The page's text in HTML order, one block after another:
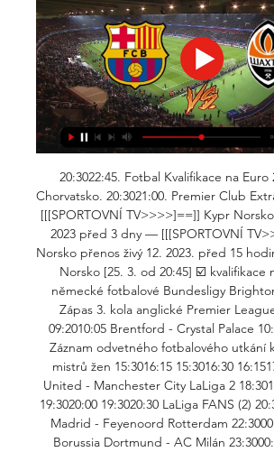
20:3022:45. Fotbal Kvalifikace na Euro
Chorvatsko. 20:3021:00. Premier Club
[[[SPORTOVNÍ TV>>>>]==]] Kypr
2023 před 3 dny — [[[SPORTOVNÍ
Norsko přenos živý 12. 2023. před 15
Norsko [25. 3. od 20:45] ☑️ kvalifikace
německé fotbalové Bundesligy
Zápas 3. kola anglické Premier
09:2010:05 Brentford - Crystal Palace
Záznam odvetného fotbalového utkání
mistrů žen 15:3016:15 15:3016:30
United - Manchester City LaLiga 2
19:3020:00 19:3020:30 LaLiga FANS (2)
Madrid - Feyenoord Rotterdam
Borussia Dortmund - AC Milán